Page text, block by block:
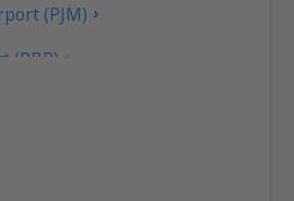
(PJM)
(PBP)